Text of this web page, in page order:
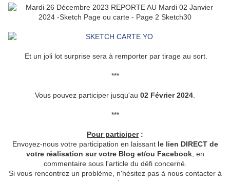
Et un joli lot surprise sera à remporter par tirage au sort.
***
Vous pouvez participer jusqu'au 02 Février 2024
***
Pour participer:
Envoyez-nous votre participation en laissantle lien DIRECT de
votre réalisation sur votre Blog et/ou Facebook, en
commentaire sous l'article du défi concerné.
Si vous rencontrez un problème, n'hésitez pas à nous contacter à